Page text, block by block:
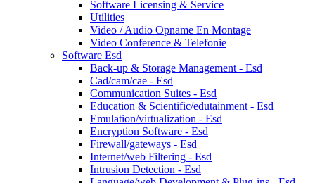
Software Licensing & Service
Utilities
Video / Audio Opname En Montage
Video Conference & Telefonie
Software Esd
Back-up & Storage Management - Esd
Cad/cam/cae - Esd
Communication Suites - Esd
Education & Scientific/edutainment - Esd
Emulation/virtualization - Esd
Encryption Software - Esd
Firewall/gateways - Esd
Internet/web Filtering - Esd
Intrusion Detection - Esd